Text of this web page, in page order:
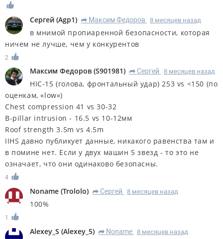
Сергей (Agp1) R Максим Федоров 8 месяцев назад
в мнимой пропиаренной безопасности, которая
ничем не лучше, чем у конкурентов
2
Максим Федоров (S901981) R Сергей 8 месяцев назад
HIC-15 (голова, фронтальный удар) 253 vs <150 (по
оценкам, «low»)
Chest compression 41 vs 30-32
B-pillar intrusion - 16.5 vs 10-12мм
Roof strength 3.5m vs 4.5m
IIHS давно публикует данные, никакого равенства там и
в помине нет. Если у двух машин 5 звезд - то это не
означает, что они одинаково безопасны.
4
Noname (Trololo) R Сергей 8 месяцев назад
100%
1
Alexey_S (Alexey_5) R Noname 8 месяцев назад